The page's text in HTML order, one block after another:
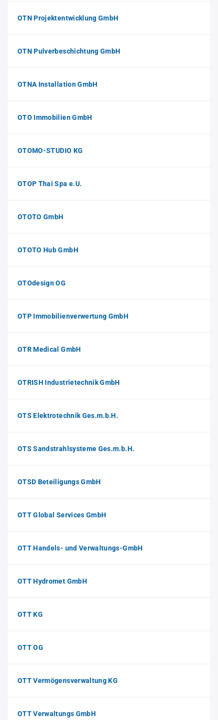
OTN Projektentwicklung GmbH
OTN Pulverbeschichtung GmbH
OTNA Installation GmbH
OTO Immobilien GmbH
OTOMO-STUDIO KG
OTOP Thai Spa e.U.
OTOTO GmbH
OTOTO Hub GmbH
OTOdesign OG
OTP Immobilienverwertung GmbH
OTR Medical GmbH
OTRISH Industrietechnik GmbH
OTS Elektrotechnik Ges.m.b.H.
OTS Sandstrahlsysteme Ges.m.b.H.
OTSD Beteiligungs GmbH
OTT Global Services GmbH
OTT Handels- und Verwaltungs-GmbH
OTT Hydromet GmbH
OTT KG
OTT OG
OTT Vermögensverwaltung KG
OTT Verwaltungs GmbH